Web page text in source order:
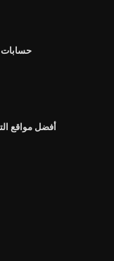
حسابات
أفضل مواقع